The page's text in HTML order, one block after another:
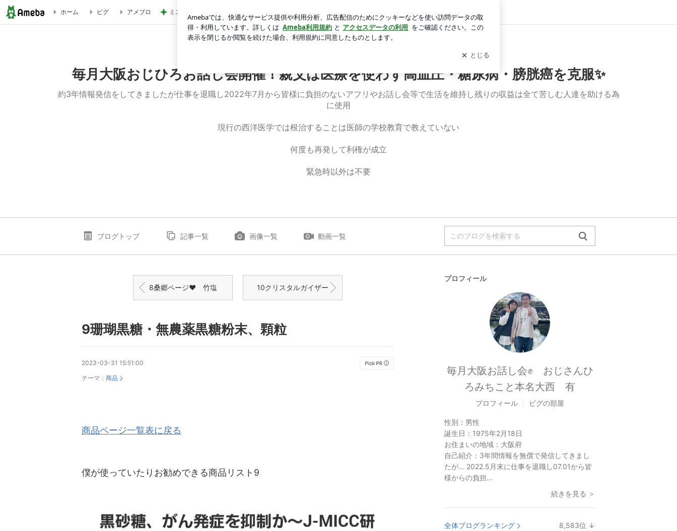
9珊瑚黒糖・無農薬黒糖粉末、顆粒 | 毎月大阪おじひろお話し会開催！親父は医療を使わず高血圧・糖尿病・膀胱癌を克服✨
ホーム ピグ アメブロ ミスタードーナツのコラボ商品 ログイン
毎月大阪おじひろお話し会開催！親父は医療を使わず高血圧・糖尿病・膀胱癌を克服✨
約3年情報発信をしてきましたが仕事を退職し2022年7月から皆様に負担のないアフリやお話し会等で生活を維持し残りの収益は全て苦しむ人達を助ける為
に使用
現行の西洋医学では根治することは医師の学校教育で教えていない
何度も再発して利権が成立
緊急時以外は不要
ブログトップ 記事一覧 画像一覧 動画一覧
8桑郷ページ♥️ 竹塩 10クリスタルガイザー
9珊瑚黒糖・無農薬黒糖粉末、顆粒
2023-03-31 15:51:00
テーマ： 商品
商品ページ一覧表に戻る
僕が使っていたりお勧めできる商品リスト9
プロフィール
毎月大阪お話し会✊ おじさんひ
ろみちこと本名大西 有
プロフィール ピグの部屋
性別： 男性
誕生日： 1975年2月18日
お住まいの地域： 大阪府
自己紹介： 3年間情報を無償で発信してきまし
たが… 2022.5月末に仕事を退職し07.01から皆
様からの負担...
続きを見る ＞
全体ブログランキング 8,583位 ↓